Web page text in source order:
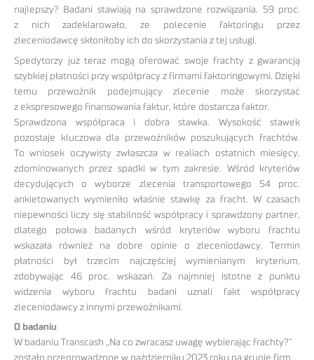
najlepszy? Badani stawiają na sprawdzone rozwiązania. 59 proc.
z nich zadeklarowało, że polecenie faktoringu przez
zleceniodawcę skłoniłoby ich do skorzystania z tej usługi.
Spedytorzy już teraz mogą oferować swoje frachty z gwarancją
szybkiej płatności przy współpracy z firmami faktoringowymi. Dzięki
temu przewoźnik podejmujący zlecenie może skorzystać
z ekspresowego finansowania faktur, które dostarcza faktor.
Sprawdzona współpraca i dobra stawka. Wysokość stawek
pozostaje kluczowa dla przewoźników poszukujących frachtów.
To wniosek oczywisty zwłaszcza w realiach ostatnich miesięcy,
zdominowanych przez spadki w tym zakresie. Wśród kryteriów
decydujących o wyborze zlecenia transportowego 54 proc.
ankietowanych wymieniło właśnie stawkę za fracht. W czasach
niepewności liczy się stabilność współpracy i sprawdzony partner,
dlatego połowa badanych wśród kryteriów wyboru frachtu
wskazała również na dobre opinie o zleceniodawcy. Termin
płatności był trzecim najczęściej wymienianym kryterium,
zdobywając 46 proc. wskazań. Za najmniej istotne z punktu
widzenia wyboru frachtu badani uznali fakt współpracy
zleceniodawcy z innymi przewoźnikami.
O badaniu
W badaniu Transcash „Na co zwracasz uwagę wybierając frachty?”